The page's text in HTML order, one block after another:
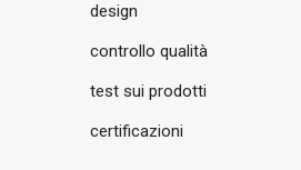
design
controllo qualità
test sui prodotti
certificazioni